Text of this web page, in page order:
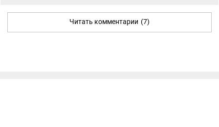
Читать комментарии (7)